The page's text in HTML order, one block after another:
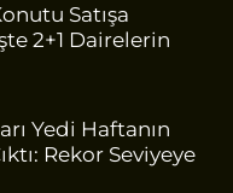
Satışa
2+1 Dairelerin
Yedi Haftanın
Rekor Seviyeye